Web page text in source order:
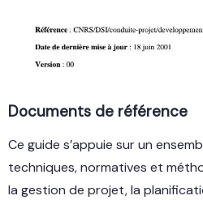
Documents de référence
Ce guide s’appuie sur un
techniques, normatives et
la gestion de projet, la